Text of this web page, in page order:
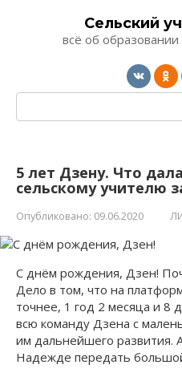
Сельский
всё об
5 лет Дзену. Что
сельскому учителю
Опубликовано: 09.06.2020
С днём рождения, Дзен!
Дело в том, что на
точнее, 1 год 2 месяца и 8
всю команду Дзена с
им дальнейшего развития.
Надежде передать